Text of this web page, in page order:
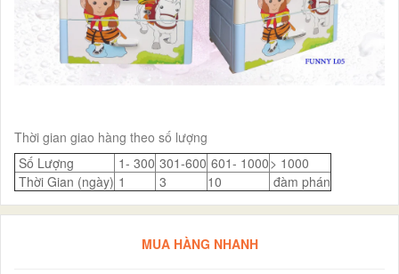
Thời gian giao hàng theo số lượng
Số Lượng
1- 300 301-600 601- 1000> 1000
Thời Gian (ngày) 1 3 10 đàm phán
MUA HÀNG NHANH